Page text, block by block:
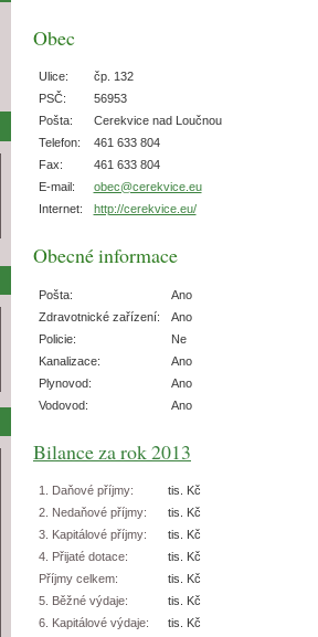
Obec
Ulice:
čp. 132
PSČ:
56953
Pošta:
Cerekvice nad Loučnou
Telefon:
461 633 804
Fax:
461 633 804
E-mail:
obec@cerekvice.eu
Internet:
http://cerekvice.eu/
Obecné informace
Pošta:
Ano
Zdravotnické zařízení:
Ano
Policie:
Ne
Kanalizace:
Ano
Plynovod:
Ano
Vodovod:
Ano
Bilance za rok 2013
1. Daňové příjmy:
tis. Kč
2. Nedaňové příjmy:
tis. Kč
3. Kapitálové příjmy:
tis. Kč
4. Přijaté dotace:
tis. Kč
Příjmy celkem:
tis. Kč
5. Běžné výdaje:
tis. Kč
6. Kapitálové výdaje:
tis. Kč